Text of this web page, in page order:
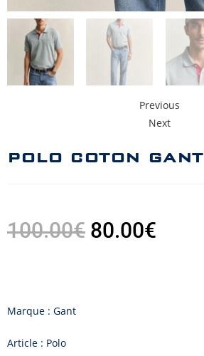
Previous
Next
POLO COTON GANT
100.00€ 80.00€
Marque : Gant
Article : Polo